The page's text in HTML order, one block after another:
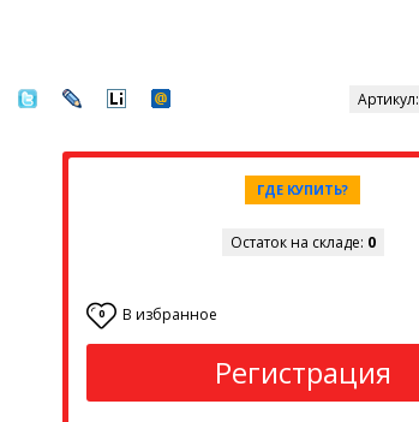
Артикул:
ГДЕ КУПИТЬ?
Остаток на складе: 0
0 В избранное
Регистрация